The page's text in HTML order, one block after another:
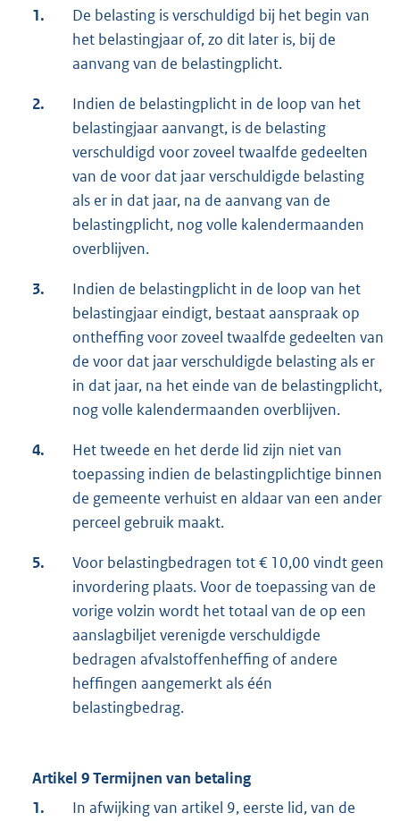
1.
De belasting is verschuldigd bij het begin van
het belastingjaar of, zo dit later is, bij de
aanvang van de belastingplicht.
2.
Indien de belastingplicht in de loop van het
belastingjaar aanvangt, is de belasting
verschuldigd voor zoveel twaalfde gedeelten
van de voor dat jaar verschuldigde belasting
als er in dat jaar, na de aanvang van de
belastingplicht, nog volle kalendermaanden
overblijven.
3.
Indien de belastingplicht in de loop van het
belastingjaar eindigt, bestaat aanspraak op
ontheffing voor zoveel twaalfde gedeelten van
de voor dat jaar verschuldigde belasting als er
in dat jaar, na het einde van de belastingplicht,
nog volle kalendermaanden overblijven.
4.
Het tweede en het derde lid zijn niet van
toepassing indien de belastingplichtige binnen
de gemeente verhuist en aldaar van een ander
perceel gebruik maakt.
5.
Voor belastingbedragen tot € 10,00 vindt geen
invordering plaats. Voor de toepassing van de
vorige volzin wordt het totaal van de op een
aanslagbiljet verenigde verschuldigde
bedragen afvalstoffenheffing of andere
heffingen aangemerkt als één
belastingbedrag.
Artikel 9 Termijnen van betaling
1.
In afwijking van artikel 9, eerste lid, van de